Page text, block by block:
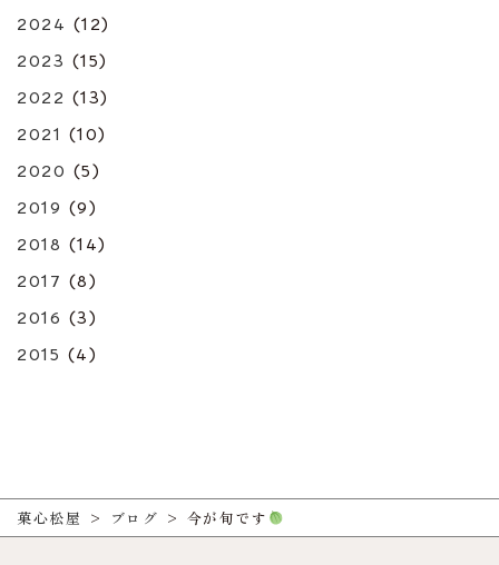
2024 (12)
2023 (15)
2022 (13)
2021 (10)
2020 (5)
2019 (9)
2018 (14)
2017 (8)
2016 (3)
2015 (4)
菓心松屋 > ブログ > 今が旬です